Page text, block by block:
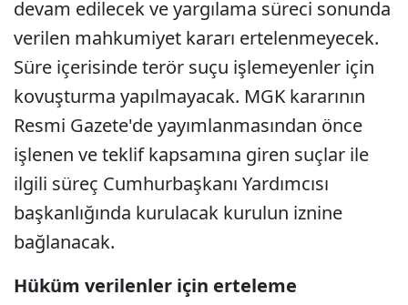
devam edilecek ve yargılama süreci sonunda
verilen mahkumiyet kararı ertelenmeyecek.
Süre içerisinde terör suçu işlemeyenler için
kovuşturma yapılmayacak. MGK kararının
Resmi Gazete'de yayımlanmasından önce
işlenen ve teklif kapsamına giren suçlar ile
ilgili süreç Cumhurbaşkanı Yardımcısı
başkanlığında kurulacak kurulun iznine
bağlanacak.
Hüküm verilenler için erteleme